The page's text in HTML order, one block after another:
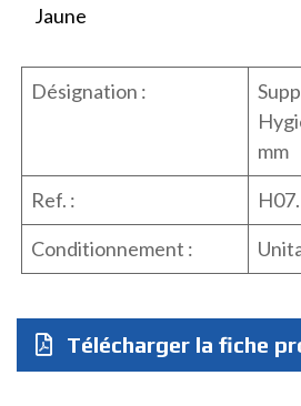
Jaune
Désignation :
mm
Ref. :
Conditionnement :
Télécharger la fiche